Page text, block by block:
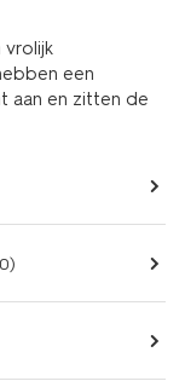
vrolijk
een
aan en zitten de